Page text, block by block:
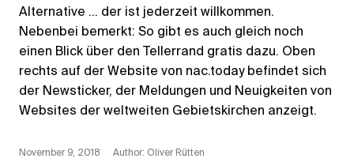
Alternative … der ist jederzeit willkommen.
Nebenbei bemerkt: So gibt es auch gleich noch
einen Blick über den Tellerrand gratis dazu. Oben
rechts auf der Website von nac.today befindet sich
der Newsticker, der Meldungen und Neuigkeiten von
Websites der weltweiten Gebietskirchen anzeigt.
November 9, 2018
Author: Oliver Rütten